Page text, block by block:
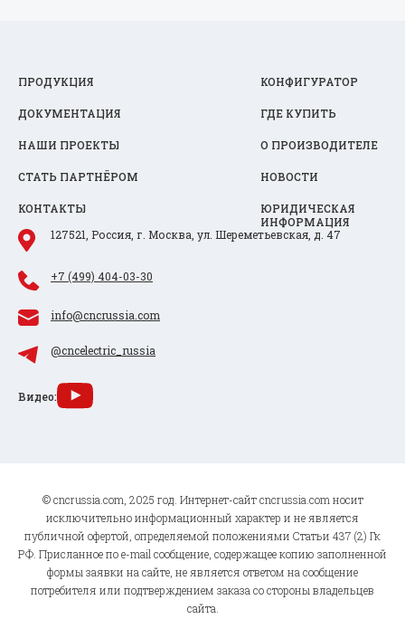
ПРОДУКЦИЯ КОНФИГУРАТОР
ДОКУМЕНТАЦИЯ ГДЕ КУПИТЬ
НАШИ ПРОЕКТЫ О ПРОИЗВОДИТЕЛЕ
СТАТЬ ПАРТНЁРОМ НОВОСТИ
КОНТАКТЫ
ЮРИДИЧЕСКАЯ
ИНФОРМАЦИЯ
127521, Россия, г. Москва, ул. Шереметьевская, д. 47
+7 (499) 404-03-30
info@cncrussia.com
@cncelectric_russia
Видео:
© cncrussia.com, 2025 год. Интернет-сайт cncrussia.com носит
исключительно информационный характер и не является
публичной офертой, определяемой положениями Статьи 437 (2) Гк
РФ. Присланное по e-mail сообщение, содержащее копию заполненной
формы заявки на сайте, не является ответом на сообщение
потребителя или подтверждением заказа со стороны владельцев
сайта.